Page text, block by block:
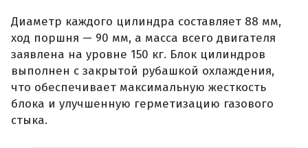
Диаметр каждого цилиндра составляет 88 мм,
ход поршня — 90 мм, а масса всего двигателя
заявлена на уровне 150 кг. Блок цилиндров
выполнен с закрытой рубашкой охлаждения,
что обеспечивает максимальную жесткость
блока и улучшенную герметизацию газового
стыка.